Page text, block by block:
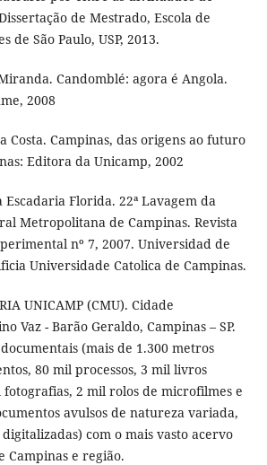
de Mestrado, Escola de
de São Paulo, USP, 2013.
Candomblé: agora é Angola.
2008
Costa. Campinas, das origens ao futuro
Editora da Unicamp, 2002
Florida. 22ª Lavagem da
Metropolitana de Campinas. Revista
nº 7, 2007. Universidad de
Universidade Catolica de Campinas.
UNICAMP (CMU). Cidade
Vaz - Barão Geraldo, Campinas – SP.
(mais de 1.300 metros
80 mil processos, 3 mil livros
2 mil rolos de microfilmes e
avulsos de natureza variada,
com o mais vasto acervo
Campinas e região.